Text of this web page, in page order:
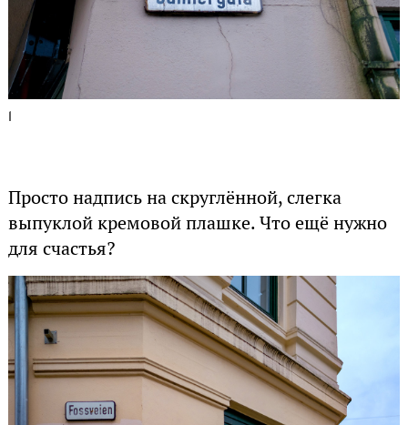
1
Просто надпись на скруглённой, слегка
выпуклой кремовой плашке. Что ещё нужно
для счастья?